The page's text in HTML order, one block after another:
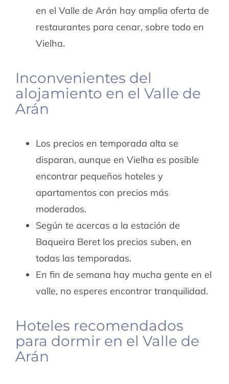
en el Valle de Arán hay amplia oferta de
restaurantes para cenar, sobre todo en
Vielha.
Inconvenientes del
alojamiento en el Valle de
Arán
Los precios en temporada alta se
disparan, aunque en Vielha es posible
encontrar pequeños hoteles y
apartamentos con precios más
moderados.
Según te acercas a la estación de
Baqueira Beret los precios suben, en
todas las temporadas.
En fin de semana hay mucha gente en el
valle, no esperes encontrar tranquilidad.
Hoteles recomendados
para dormir en el Valle de
Arán